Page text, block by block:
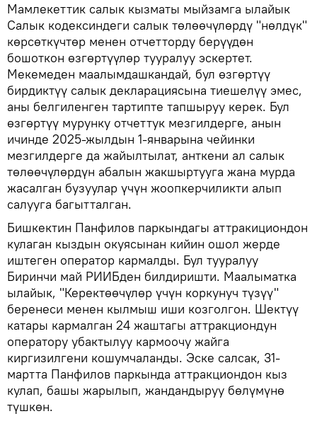
Мамлекеттик салык кызматы мыйзамга ылайык
Салык кодексиндеги салык төлөөчүлөрдү "нөлдүк"
көрсөткүчтөр менен отчетторду берүүдөн
бошоткон өзгөртүүлөр тууралуу эскертет.
Мекемеден маалымдашкандай, бул өзгөртүү
бирдиктүү салык декларациясына тиешелүү эмес,
аны белгиленген тартипте тапшыруу керек. Бул
өзгөртүү мурунку отчеттук мезгилдерге, анын
ичинде 2025-жылдын 1-январына чейинки
мезгилдерге да жайылтылат, анткени ал салык
төлөөчүлөрдүн абалын жакшыртууга жана мурда
жасалган бузуулар үчүн жоопкерчиликти алып
салууга багытталган.
Бишкектин Панфилов паркындагы аттракициондон
кулаган кыздын окуясынан кийин ошол жерде
иштеген оператор кармалды. Бул тууралуу
Биринчи май РИИБден билдиришти. Маалыматка
ылайык, "Керектөөчүлөр үчүн коркунуч түзүү"
беренеси менен кылмыш иши козголгон. Шектүү
катары кармалган 24 жаштагы аттракциондун
оператору убактылуу кармоочу жайга
киргизилгени кошумчаланды. Эске салсак, 31-
мартта Панфилов паркында аттракциондон кыз
кулап, башы жарылып, жандандыруу бөлүмүнө
түшкөн.